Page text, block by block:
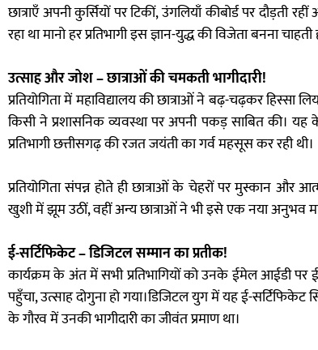
छात्राएँ अपनी कुर्सियों पर टिकीं, उंगलियाँ कीबोर्ड पर
रहा था मानो हर प्रतिभागी इस ज्ञान-युद्ध की विजेता बनना चाहती
उत्साह और जोश – छात्राओं की चमकती भागीदारी!
प्रतियोगिता में महाविद्यालय की छात्राओं ने बढ़-चढ़कर हिस्सा
किसी ने प्रशासनिक व्यवस्था पर अपनी पकड़ साबित की। यह
प्रतिभागी छत्तीसगढ़ की रजत जयंती का गर्व महसूस कर रही थी।
प्रतियोगिता संपन्न होते ही छात्राओं के चेहरों पर मुस्कान और
खुशी में झूम उठीं, वहीं अन्य छात्राओं ने भी इसे एक नया अनुभव
ई-सर्टिफिकेट – डिजिटल सम्मान का प्रतीक!
कार्यक्रम के अंत में सभी प्रतिभागियों को उनके ईमेल आईडी पर
पहुँचा, उत्साह दोगुना हो गया।डिजिटल युग में यह ई-
के गौरव में उनकी भागीदारी का जीवंत प्रमाण था।